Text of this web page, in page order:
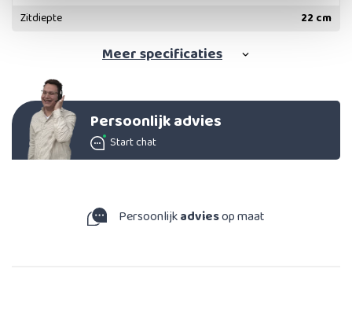
Zitdiepte
22 cm
Meerspecificaties
Persoonlijk advies
Start chat
Persoonlijkadviesop maat